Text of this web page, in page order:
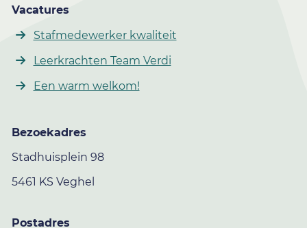
Vacatures
Stafmedewerker kwaliteit
Leerkrachten Team Verdi
Een warm welkom!
Bezoekadres
Stadhuisplein 98
5461 KS Veghel
Postadres